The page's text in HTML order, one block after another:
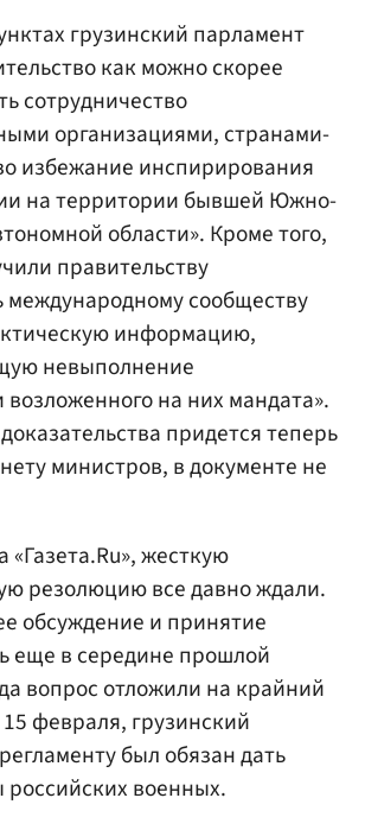
грузинский парламент
как можно скорее
сотрудничество
организациями, странами-
избежание инспирирования
на территории бывшей Южно-
области». Кроме того,
правительству
международному сообществу
информацию,
невыполнение
на них мандата».
придется теперь
министров, в документе не
«Газета.Ru», жесткую
резолюцию все давно ждали.
обсуждение и принятие
еще в середине прошлой
вопрос отложили на крайний
февраля, грузинский
был обязан дать
российских военных.